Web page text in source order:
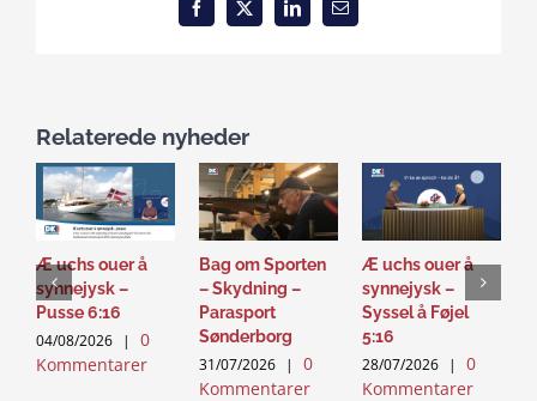
Facebook
X LinkedInEmail
Relaterede nyheder
Æ uchs ouer å
synnejysk –
Pusse 6:16
04/08/2026 |
0
Kommentarer
Bag om Sporten
– Skydning –
Parasport
Sønderborg
31/07/2026 |
0
Kommentarer
Æ uchs ouer å
synnejysk –
Syssel å Føjel
5:16
28/07/2026 |
0
Kommentarer